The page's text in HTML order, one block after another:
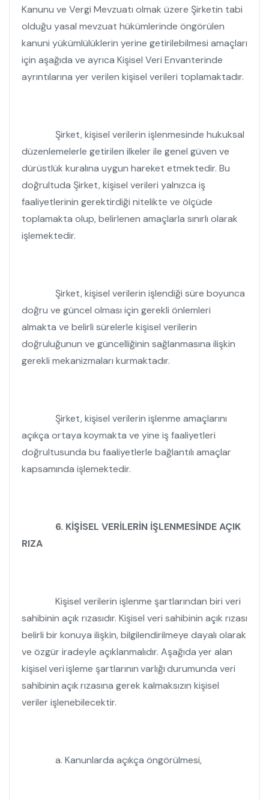
Kanunu ve Vergi Mevzuatı olmak üzere Şirketin tabi
olduğu yasal mevzuat hükümlerinde öngörülen
kanuni yükümlülüklerin yerine getirilebilmesi amaçları
için aşağıda ve ayrıca Kişisel Veri Envanterinde
ayrıntılarına yer verilen kişisel verileri toplamaktadır.
Şirket, kişisel verilerin işlenmesinde hukuksal
düzenlemelerle getirilen ilkeler ile genel güven ve
dürüstlük kuralına uygun hareket etmektedir. Bu
doğrultuda Şirket, kişisel verileri yalnızca iş
faaliyetlerinin gerektirdiği nitelikte ve ölçüde
toplamakta olup, belirlenen amaçlarla sınırlı olarak
işlemektedir.
Şirket, kişisel verilerin işlendiği süre boyunca
doğru ve güncel olması için gerekli önlemleri
almakta ve belirli sürelerle kişisel verilerin
doğruluğunun ve güncelliğinin sağlanmasına ilişkin
gerekli mekanizmaları kurmaktadır.
Şirket, kişisel verilerin işlenme amaçlarını
açıkça ortaya koymakta ve yine iş faaliyetleri
doğrultusunda bu faaliyetlerle bağlantılı amaçlar
kapsamında işlemektedir.
6. KİŞİSEL VERİLERİN İŞLENMESİNDE AÇIK
RIZA
Kişisel verilerin işlenme şartlarından biri veri
sahibinin açık rızasıdır. Kişisel veri sahibinin açık rızası
belirli bir konuya ilişkin, bilgilendirilmeye dayalı olarak
ve özgür iradeyle açıklanmalıdır. Aşağıda yer alan
kişisel veri işleme şartlarınınvarlığı durumunda veri
sahibinin açık rızasına gerek kalmaksızın kişisel
veriler işlenebilecektir.
a. Kanunlarda açıkça öngörülmesi,